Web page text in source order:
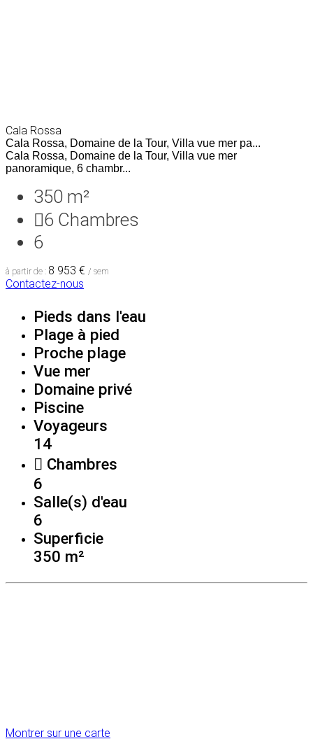
Cala Rossa
Cala Rossa, Domaine de la Tour, Villa vue mer pa...
Cala Rossa, Domaine de la Tour, Villa vue mer
panoramique, 6 chambr...
350 m²
6 Chambres
6
à partir de : 8 953 € / sem
Contactez-nous
Pieds dans l'eau
Plage à pied
Proche plage
Vue mer
Domaine privé
Piscine
Voyageurs
14
Chambres
6
Salle(s) d'eau
6
Superficie
350 m²
Montrer sur une carte